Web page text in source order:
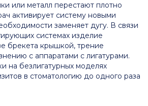
или металл перестают плотно
активирует систему новыми
заменяет дугу. В связи
системах изделие
брекета крышкой, трение
с аппаратами с лигатурами.
на безлигатурных моделях
в стоматологию до одного раза